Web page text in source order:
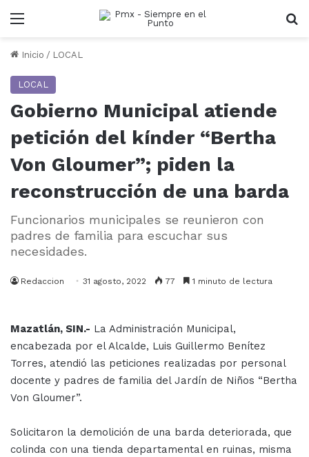
Menu
Inicio / LOCAL
LOCAL
Gobierno Municipal atiende
petición del kínder “Bertha
Von Gloumer”; piden la
reconstrucción de una barda
Funcionarios municipales se reunieron con
padres de familia para escuchar sus
necesidades.
Redaccion 31 agosto, 2022 77 1 minuto de lectura
Mazatlán, SIN.- La Administración Municipal,
encabezada por el Alcalde, Luis Guillermo Benítez
Torres, atendió las peticiones realizadas por personal
docente y padres de familia del Jardín de Niños “Bertha
Von Gloumer”.
Solicitaron la demolición de una barda deteriorada, que
colinda con una tienda departamental en ruinas, misma